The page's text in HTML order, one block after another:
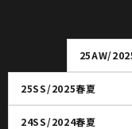
25AW/
25SS/2025春夏
24SS/2024春夏